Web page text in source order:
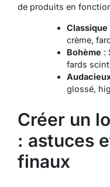
de produits en
Classique
crème,
Bohème :
fards
glossé,
Créer un
: astuces
finaux